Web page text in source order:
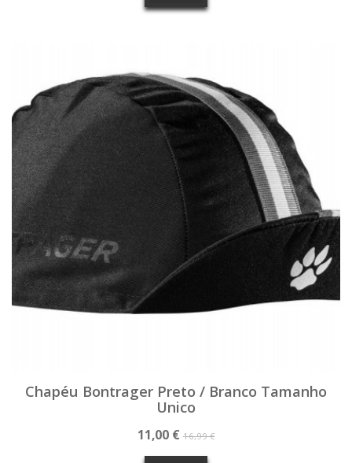
Chapéu Bontrager Preto / Branco Tamanho
Unico
11,00 €16,99 €